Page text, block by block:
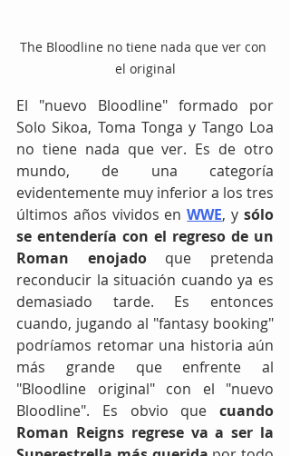
The Bloodline no tiene nada que ver con
el original
El "nuevo Bloodline" formado por
Solo Sikoa, Toma Tonga y Tango Loa
no tiene nada que ver. Es de otro
mundo, de una categoría
evidentemente muy inferior a los tres
últimos años vividos en WWE, y sólo
se entendería con el regreso de un
Roman enojado que pretenda
reconducir la situación cuando ya es
demasiado tarde. Es entonces
cuando, jugando al "fantasy booking"
podríamos retomar una historia aún
más grande que enfrente al
"Bloodline original" con el "nuevo
Bloodline". Es obvio que cuando
Roman Reigns regrese va a ser la